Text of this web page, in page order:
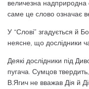
величезна надприродна
саме це слово означає
У “Слові” згадується й
неясне, що дослідники
Деякі дослідники під
пугача. Сумцов
В.Ягич не вважав Дія й